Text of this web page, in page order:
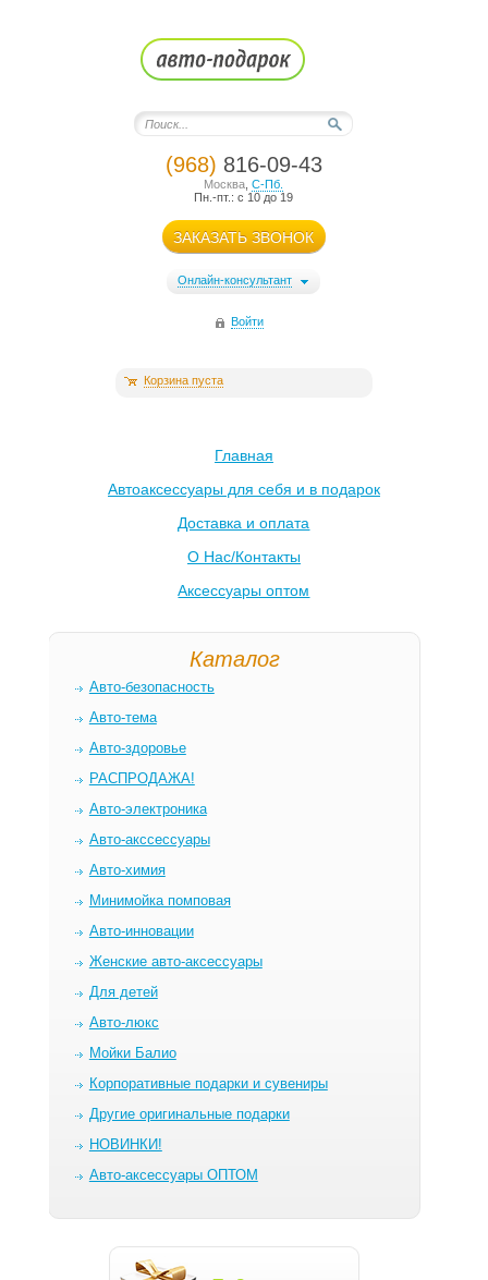
(968) 816-09-43
Москва ,С-Пб.
Пн.-пт.: с 10 до 19
ЗАКАЗАТЬ ЗВОНОК
Онлайн-консультант
Войти
Корзина пуста
Главная
Автоаксессуары для себя и в подарок
Доставка и оплата
О Нас/Контакты
Аксессуары оптом
Каталог
Авто-безопасность
Авто-тема
Авто-здоровье
РАСПРОДАЖА!
Авто-электроника
Авто-акссессуары
Авто-химия
Минимойка помповая
Авто-инновации
Женские авто-аксессуары
Для детей
Авто-люкс
Мойки Балио
Корпоративные подарки и сувениры
Другие оригинальные подарки
НОВИНКИ!
Авто-аксессуары ОПТОМ